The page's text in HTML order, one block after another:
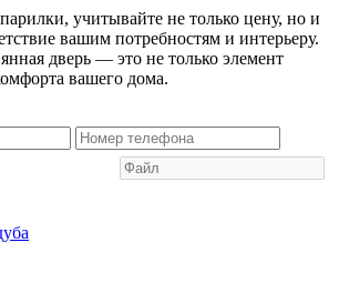
учитывайте не только цену, но и
вашим потребностям и интерьеру.
дверь — это не только элемент
вашего дома.